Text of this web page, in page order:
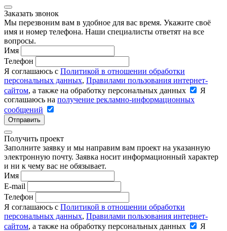
Заказать звонок
Мы перезвоним вам в удобное для вас время. Укажите своё
имя и номер телефона. Наши специалисты ответят на все
вопросы.
Имя
Телефон
Я соглашаюсь с Политикой в отношении обработки
персональных данных, Правилами пользования интернет-
сайтом, а также на обработку персональных данных
Я
соглашаюсь на получение рекламно-информационных
сообщений
Отправить
Получить проект
Заполните заявку и мы направим вам проект на указанную
электронную почту. Заявка носит информационный характер
и ни к чему вас не обязывает.
Имя
E-mail
Телефон
Я соглашаюсь с Политикой в отношении обработки
персональных данных, Правилами пользования интернет-
сайтом, а также на обработку персональных данных
Я